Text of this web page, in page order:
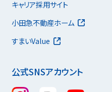
公式SNSアカウント
キャリア採用サイト
小田急不動産ホーム
すまいValue